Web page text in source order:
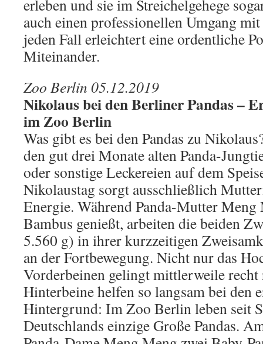
erleben und sie im Streichelgehege
auch einen professionellen Umgang
jeden Fall erleichtert eine ordentliche
Miteinander.
Zoo Berlin 05.12.2019
Nikolaus bei den Berliner Pandas –
im Zoo Berlin
Was gibt es bei den Pandas zu
den gut drei Monate alten Panda-
oder sonstige Leckereien auf dem
Nikolaustag sorgt ausschließlich
Energie. Während Panda-Mutter
Bambus genießt, arbeiten die beiden
5.560 g) in ihrer kurzzeitigen
an der Fortbewegung. Nicht nur das
Vorderbeinen gelingt mittlerweile
Hinterbeine helfen so langsam bei den
Hintergrund: Im Zoo Berlin leben seit
Deutschlands einzige Große Pandas.